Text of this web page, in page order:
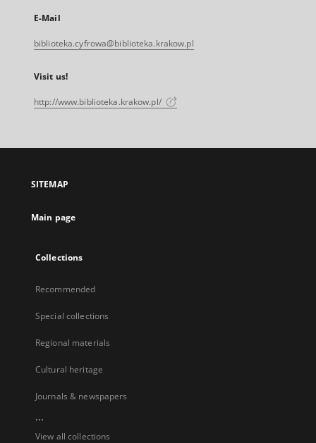
E-Mail
biblioteka.cyfrowa@biblioteka.krakow.pl
Visit us!
http://www.biblioteka.krakow.pl/
SITEMAP
Main page
Collections
Recommended
Special collections
Regional materials
Cultural heritage
Journals & newspapers
...
View all collections